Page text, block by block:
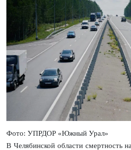
Фото: УПРДОР «Южный Урал»
В Челябинской области смертность